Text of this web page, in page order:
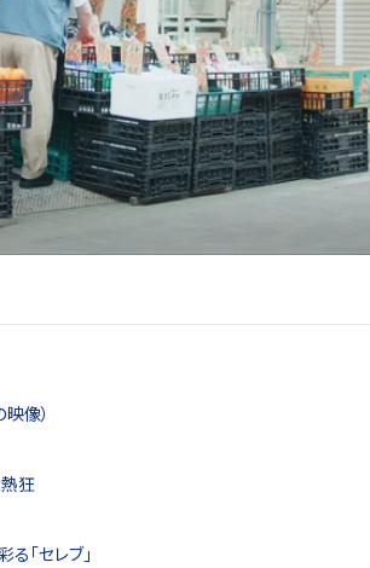
像）
狂
「セレブ」